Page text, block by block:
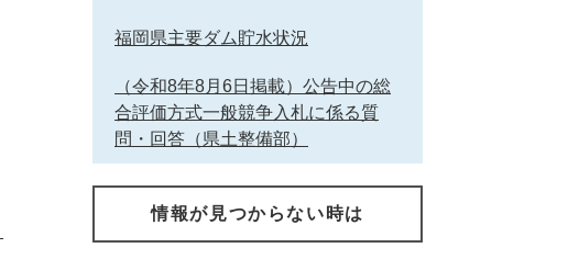
福岡県主要ダム貯水状況
（令和8年8月6日掲載）公告中の総
合評価方式一般競争入札に係る質
問・回答（県土整備部）
情報が見つからない時は